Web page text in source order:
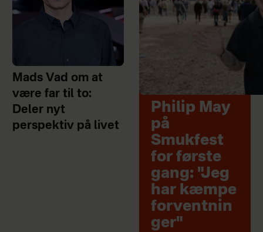
Mads Vad om at
være far til to:
Deler nyt
perspektiv på livet
Philip May
på
Smukfest
for første
gang: "Jeg
har kæmpe
forventnin
ger"